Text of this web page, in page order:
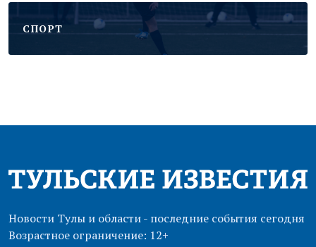
CПОРТ
Новости Тулы и области - последние события сегодня
Возрастное ограничение: 12+